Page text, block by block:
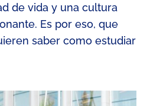
de vida y una cultura
Es por eso, que
saber como estudiar